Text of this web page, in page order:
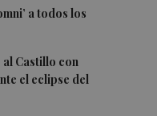
a todos los
Castillo con
el eclipse del